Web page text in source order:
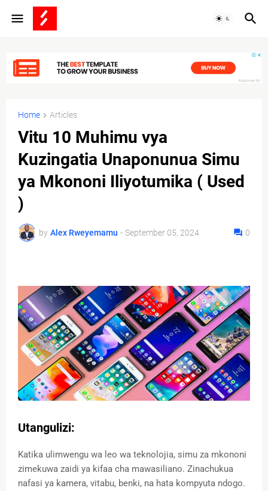
Home Articles
Vitu 10 Muhimu vya
Kuzingatia Unaponunua Simu
ya Mkononi Iliyotumika ( Used
)
by Alex Rweyemamu - September 05, 2024 0
Utangulizi:
Katika ulimwengu wa leo wa teknolojia, simu za mkononi
zimekuwa zaidi ya kifaa cha mawasiliano. Zinachukua
nafasi ya kamera, vitabu, benki, na hata kompyuta ndogo.